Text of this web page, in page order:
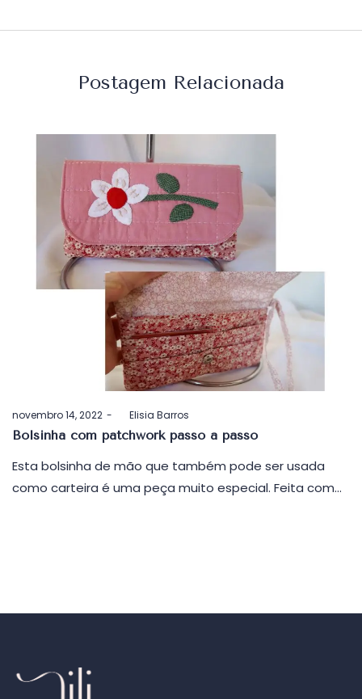
Postagem Relacionada
Postado
em
novembro 14, 2022 byElisia Barros
Bolsinha com patchwork passo a passo
Esta bolsinha de mão que também pode ser usada
como carteira é uma peça muito especial. Feita com…